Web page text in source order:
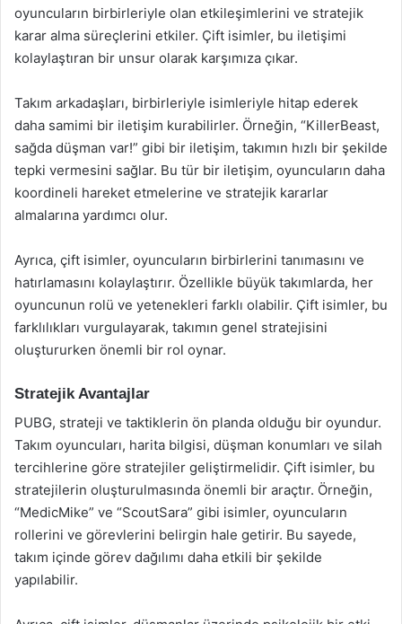
oyuncuların birbirleriyle olan etkileşimlerini ve stratejik
karar alma süreçlerini etkiler. Çift isimler, bu iletişimi
kolaylaştıran bir unsur olarak karşımıza çıkar.
Takım arkadaşları, birbirleriyle isimleriyle hitap ederek
daha samimi bir iletişim kurabilirler. Örneğin, “KillerBeast,
sağda düşman var!” gibi bir iletişim, takımın hızlı bir şekilde
tepki vermesini sağlar. Bu tür bir iletişim, oyuncuların daha
koordineli hareket etmelerine ve stratejik kararlar
almalarına yardımcı olur.
Ayrıca, çift isimler, oyuncuların birbirlerini tanımasını ve
hatırlamasını kolaylaştırır. Özellikle büyük takımlarda, her
oyuncunun rolü ve yetenekleri farklı olabilir. Çift isimler, bu
farklılıkları vurgulayarak, takımın genel stratejisini
oluştururken önemli bir rol oynar.
Stratejik Avantajlar
PUBG, strateji ve taktiklerin ön planda olduğu bir oyundur.
Takım oyuncuları, harita bilgisi, düşman konumları ve silah
tercihlerine göre stratejiler geliştirmelidir. Çift isimler, bu
stratejilerin oluşturulmasında önemli bir araçtır. Örneğin,
“MedicMike” ve “ScoutSara” gibi isimler, oyuncuların
rollerini ve görevlerini belirgin hale getirir. Bu sayede,
takım içinde görev dağılımı daha etkili bir şekilde
yapılabilir.